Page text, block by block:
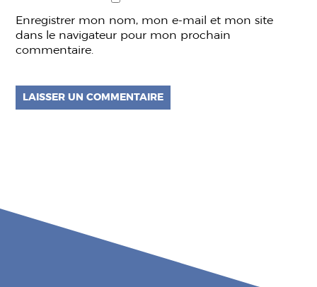
Enregistrer mon nom, mon e-mail et mon site
dans le navigateur pour mon prochain
commentaire.